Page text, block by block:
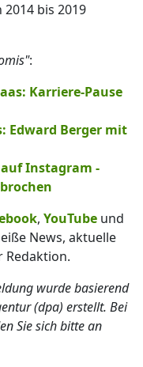
bis 2019
:
Karriere-Pause
Edward Berger mit
Instagram -
, YouTube und
News, aktuelle
Redaktion.
wurde basierend
(dpa) erstellt. Bei
Sie sich bitte an